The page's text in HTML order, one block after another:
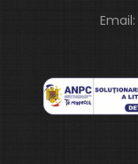
Email: